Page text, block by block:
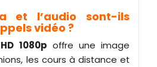
et l’audio sont-ils
vidéo ?
1080p offre une image
les cours à distance et